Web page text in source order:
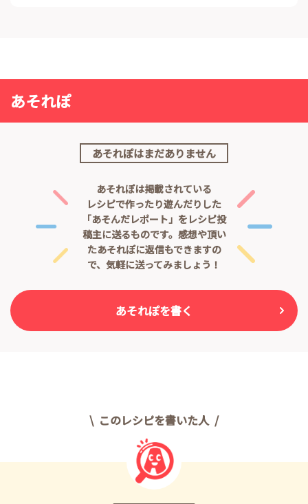
あそれぽ
あそれぽはまだありません
あそれぽは掲載されている
レシピで作ったり遊んだりした
「あそんだレポート」をレシピ投
稿主に送るものです。 感想や頂い
たあそれぽに返信もできますの
で、気軽に送ってみましょう！
あそれぽを書く
このレシピを書いた人